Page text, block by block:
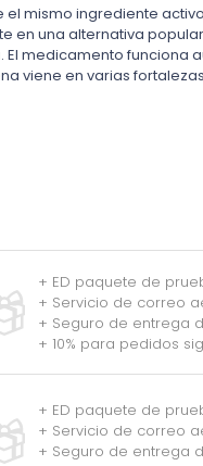
el mismo ingrediente
en una alternativa
medicamento funciona
viene en varias
+ ED paquete de
+ Servicio de correo
+ Seguro de entrega
+ 10% para pedidos
+ ED paquete de
+ Servicio de correo
+ Seguro de entrega